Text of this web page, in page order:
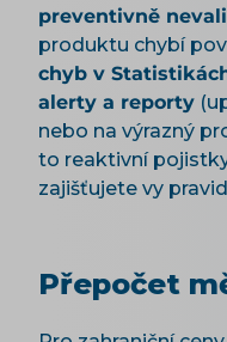
preventivně
produktu chybí
chyb v
alerty a reporty
nebo na výrazný
to reaktivní
zajišťujete vy
Přepočet